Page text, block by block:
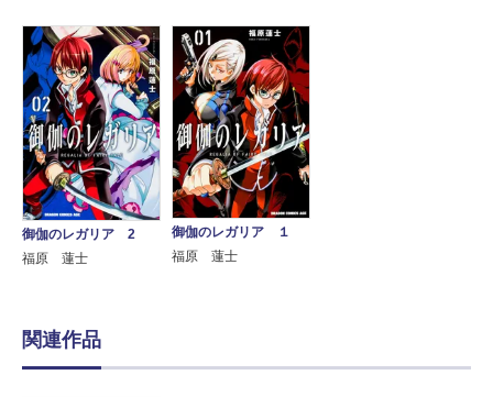
御伽のレガリア 2
福原 蓮士
御伽のレガリア １
福原 蓮士
関連作品